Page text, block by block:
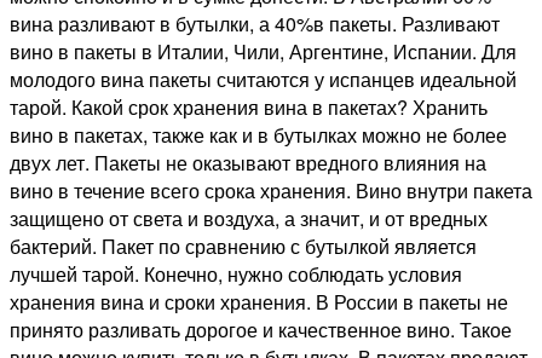
вина разливают в бутылки, а 40%в пакеты. Разливают
вино в пакеты в Италии, Чили, Аргентине, Испании. Для
молодого вина пакеты считаются у испанцев идеальной
тарой. Какой срок хранения вина в пакетах? Хранить
вино в пакетах, также как и в бутылках можно не более
двух лет. Пакеты не оказывают вредного влияния на
вино в течение всего срока хранения. Вино внутри пакета
защищено от света и воздуха, а значит, и от вредных
бактерий. Пакет по сравнению с бутылкой является
лучшей тарой. Конечно, нужно соблюдать условия
хранения вина и сроки хранения. В России в пакеты не
принято разливать дорогое и качественное вино. Такое